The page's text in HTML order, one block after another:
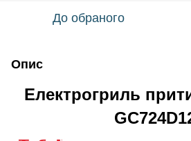
До обраного
Опис
Електрогриль